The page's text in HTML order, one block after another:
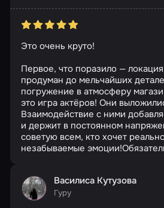
Это очень круто!
Первое, что поразило —
продуман до мельчайших
погружение в атмосферу
это игра актёров! Они
Взаимодействие с ними
и держит в постоянном
советую всем, кто хочет
незабываемые
Василиса Кутузова
Гуру